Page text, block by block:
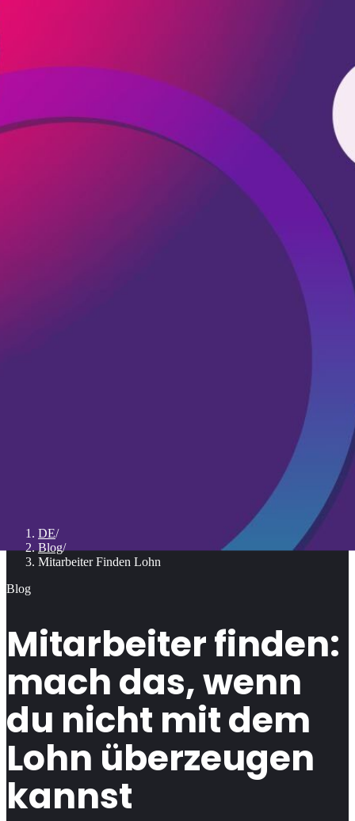
DE/
Blog/
Mitarbeiter Finden Lohn
Blog
Mitarbeiter finden:
mach das, wenn
du nicht mit dem
Lohn überzeugen
kannst